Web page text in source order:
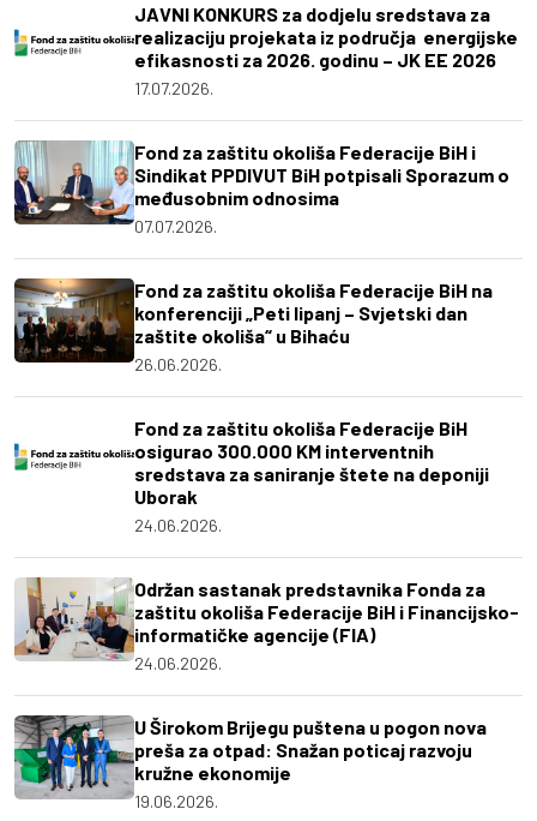
JAVNI KONKURS za dodjelu sredstava za
realizaciju projekata iz područja energijske
efikasnosti za 2026. godinu – JK EE 2026
17.07.2026.
Fond za zaštitu okoliša Federacije BiH i
Sindikat PPDIVUT BiH potpisali Sporazum o
međusobnim odnosima
07.07.2026.
Fond za zaštitu okoliša Federacije BiH na
konferenciji „Peti lipanj – Svjetski dan
zaštite okoliša“ u Bihaću
26.06.2026.
Fond za zaštitu okoliša Federacije BiH
osigurao 300.000 KM interventnih
sredstava za saniranje štete na deponiji
Uborak
24.06.2026.
Održan sastanak predstavnika Fonda za
zaštitu okoliša Federacije BiH i Financijsko-
informatičke agencije (FIA)
24.06.2026.
U Širokom Brijegu puštena u pogon nova
preša za otpad: Snažan poticaj razvoju
kružne ekonomije
19.06.2026.